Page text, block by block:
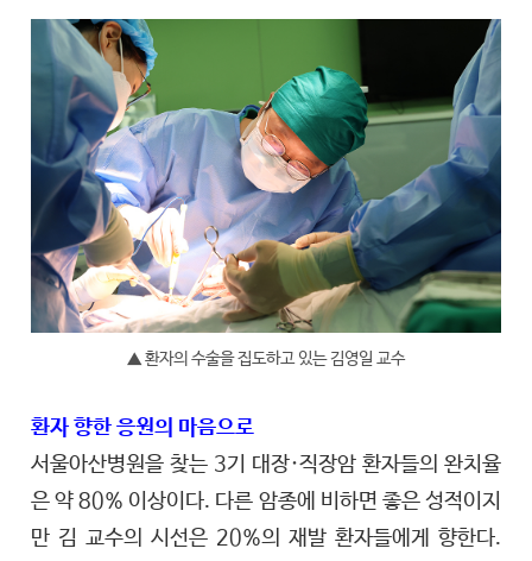
▲ 환자의 수술을 집도하고 있는 김영일 교수
환자 향한 응원의 마음으로
서울아산병원을 찾는 3기 대장·직장암 환자들의 완치율
은 약 80% 이상이다. 다른 암종에 비하면 좋은 성적이지
만 김 교수의 시선은 20%의 재발 환자들에게 향한다.